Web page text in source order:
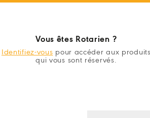
Vous êtes Rotarien ?
Identifiez-vous pour accéder aux produits
qui vous sont réservés.